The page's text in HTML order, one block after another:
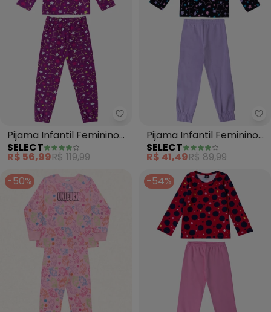
Select - Pijama Infantil
Pijama Infantil Feminino
Estapado (Roxo)
SELECT
R$ 56,99R$ 119,99
Pijama Infantil Feminino
(Roxo)
SELECT
R$ 41,49R$ 89,99
-50%
-54%